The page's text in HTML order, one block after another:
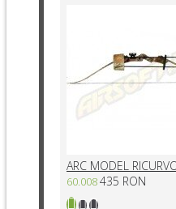
ARC MODEL
60.008435 RON